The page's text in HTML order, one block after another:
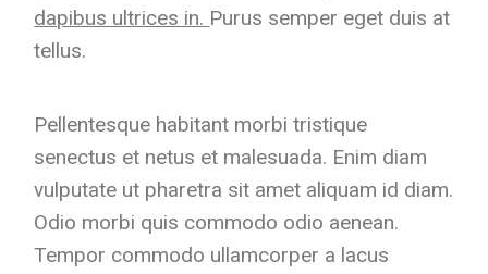
dapibus ultrices in. Purus semper eget duis at
tellus.
Pellentesque habitant morbi tristique
senectus et netus et malesuada. Enim diam
vulputate ut pharetra sit amet aliquam id diam.
Odio morbi quis commodo odio aenean.
Tempor commodo ullamcorper a lacus